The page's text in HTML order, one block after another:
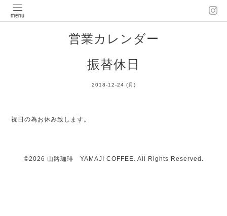
営業カレンダー
振替休日
2018-12-24 (月)
祝日の為お休み致します。
©2026 山路珈琲 YAMAJI COFFEE. All Rights Reserved.